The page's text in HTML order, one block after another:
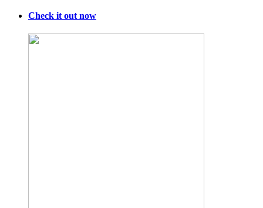
Check it out now